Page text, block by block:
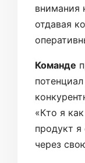
внимания
отдавая
Команде
«Кто я
продукт
через